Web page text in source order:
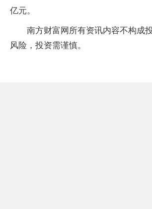
亿元。
南方财富网所有资讯内容不构成
风险，投资需谨慎。